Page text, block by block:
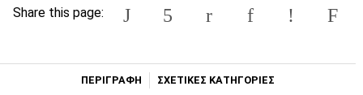
Share this page:
ΠΕΡΙΓΡΑΦΗ ΣΧΕΤΙΚΕΣ ΚΑΤΗΓΟΡΙΕΣ